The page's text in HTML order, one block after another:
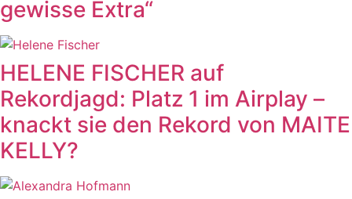
gewisse Extra“
HELENE FISCHER auf
Rekordjagd: Platz 1 im Airplay –
knackt sie den Rekord von MAITE
KELLY?